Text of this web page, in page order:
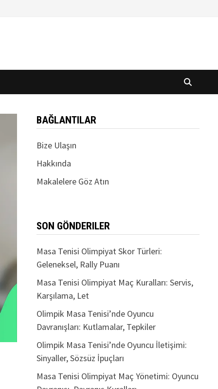
BAĞLANTILAR
Bize Ulaşın
Hakkında
Makalelere Göz Atın
SON GÖNDERILER
Masa Tenisi Olimpiyat Skor Türleri:
Geleneksel, Rally Puanı
Masa Tenisi Olimpiyat Maç Kuralları: Servis,
Karşılama, Let
Olimpik Masa Tenisi’nde Oyuncu
Davranışları: Kutlamalar, Tepkiler
Olimpik Masa Tenisi’nde Oyuncu İletişimi:
Sinyaller, Sözsüz İpuçları
Masa Tenisi Olimpiyat Maç Yönetimi: Oyuncu